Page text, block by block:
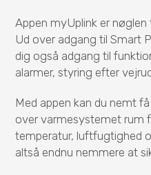
Appen myUplink er
Ud over adgang til Smart
dig også adgang til
alarmer, styring efter
Med appen kan du nemt
over varmesystemet rum
temperatur, luftfugtighed
altså endnu nemmere at